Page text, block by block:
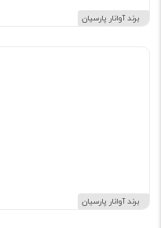
برند آوانار پارسیان
برند آوانار پارسیان